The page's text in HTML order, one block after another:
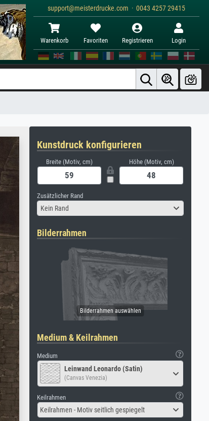
support@meisterdrucke.com · 0043 4257 29415
Warenkorb Favoriten Registrieren Login
Kunstdruck konfigurieren
Breite (Motiv, cm) Höhe (Motiv, cm)
Zusätzlicher Rand
Kein Rand
Bilderrahmen
Medium & Keilrahmen
Medium
Leinwand Leonardo (Satin)
(Canvas Venezia)
Keilrahmen
Keilrahmen - Motiv seitlich gespiegelt